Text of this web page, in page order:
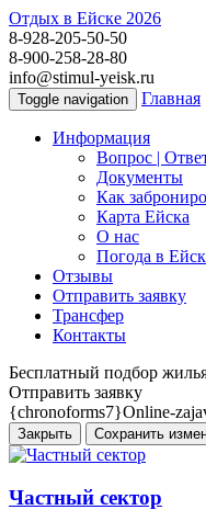
Отдых в Ейске 2026
8-928-205-50-50
8-900-258-28-80
info@stimul-yeisk.ru
Toggle navigation Главная
Информация
Вопрос |
Документы
Как
Карта Ейска
О наc
Погода в
Отзывы
Отправить заявку
Трансфер
Контакты
Бесплатный подбор
Отправить заявку
{chronoforms7}Online-
Закрыть Сохранить
Частный сектор